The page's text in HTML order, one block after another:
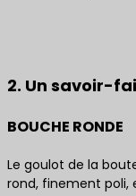
2. Un savoir-
BOUCHE RONDE
Le goulot de la
rond, finement poli,